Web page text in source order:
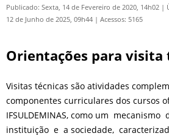
Publicado: Sexta, 14 de Fevereiro de 2020, 14h02 |
12 de Junho de 2025, 09h44 | Acessos: 5165
Orientações para visita
Visitas técnicas são atividades
componentes curriculares dos cursos
IFSULDEMINAS, como um
instituição e a sociedade,